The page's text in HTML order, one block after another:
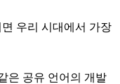
우리 시대에서 가장
은 공유 언어의 개발